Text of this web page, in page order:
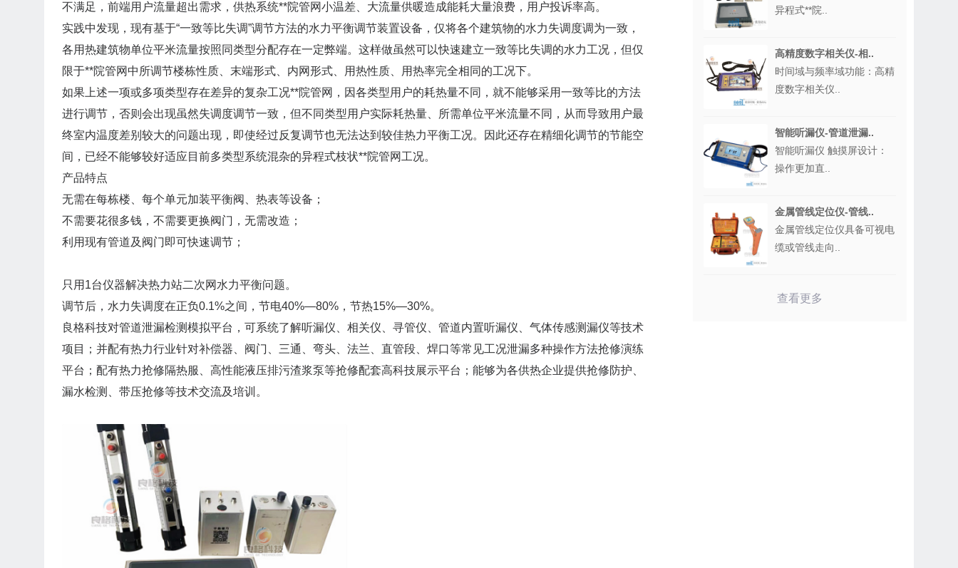
不满足，前端用户流量超出需求，供热系统**院管网小温差、大流量供暖造成能耗大量浪费，用户投诉率高。
实践中发现，现有基于“一致等比失调”调节方法的水力平衡调节装置设备，仅将各个建筑物的水力失调度调为一致，
各用热建筑物单位平米流量按照同类型分配存在一定弊端。这样做虽然可以快速建立一致等比失调的水力工况，但仅
限于**院管网中所调节楼栋性质、末端形式、内网形式、用热性质、用热率完全相同的工况下。
如果上述一项或多项类型存在差异的复杂工况**院管网，因各类型用户的耗热量不同，就不能够采用一致等比的方法
进行调节，否则会出现虽然失调度调节一致，但不同类型用户实际耗热量、所需单位平米流量不同，从而导致用户最
终室内温度差别较大的问题出现，即使经过反复调节也无法达到较佳热力平衡工况。因此还存在精细化调节的节能空
间，已经不能够较好适应目前多类型系统混杂的异程式枝状**院管网工况。
产品特点
无需在每栋楼、每个单元加装平衡阀、热表等设备；
不需要花很多钱，不需要更换阀门，无需改造；
利用现有管道及阀门即可快速调节；
只用1台仪器解决热力站二次网水力平衡问题。
调节后，水力失调度在正负0.1%之间，节电40%—80%，节热15%—30%。
良格科技对管道泄漏检测模拟平台，可系统了解听漏仪、相关仪、寻管仪、管道内置听漏仪、气体传感测漏仪等技术
项目；并配有热力行业针对补偿器、阀门、三通、弯头、法兰、直管段、焊口等常见工况泄漏多种操作方法抢修演练
平台；配有热力抢修隔热服、高性能液压排污渣浆泵等抢修配套高科技展示平台；能够为各供热企业提供抢修防护、
漏水检测、带压抢修等技术交流及培训。
异程式**院..
高精度数字相关仪-相..
时间域与频率域功能：高精
度数字相关仪..
智能听漏仪-管道泄漏..
智能听漏仪 触摸屏设计：
操作更加直..
金属管线定位仪-管线..
金属管线定位仪具备可视电
缆或管线走向..
查看更多